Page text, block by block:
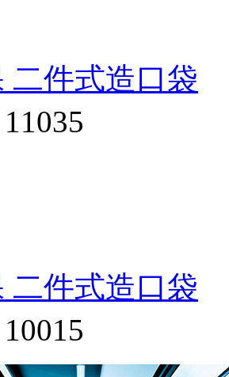
二件式造口袋
二件式造口袋